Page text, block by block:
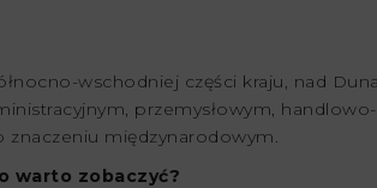
wschodniej części kraju, nad
przemysłowym,
znaczeniu międzynarodowym.
warto zobaczyć?